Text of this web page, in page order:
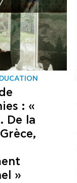
: «
De la
»